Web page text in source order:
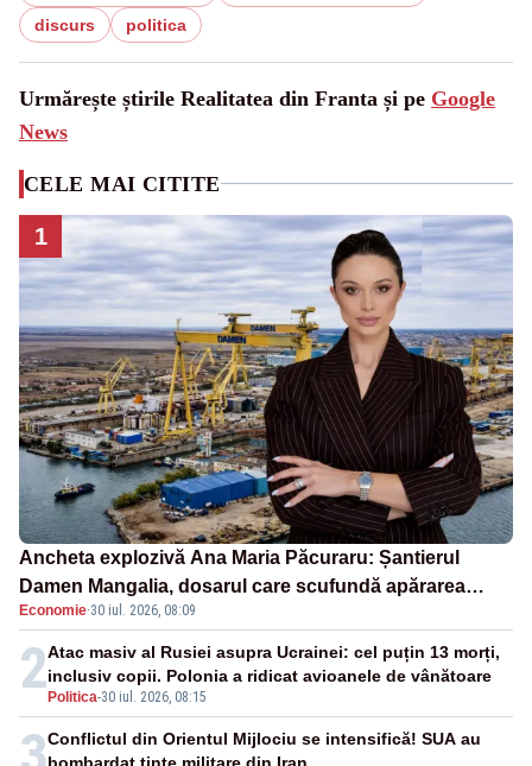
discurs
politica
Urmărește știrile Realitatea din Franta și pe Google
News
CELE MAI CITITE
1
Ancheta explozivă Ana Maria Păcuraru: Șantierul
Damen Mangalia, dosarul care scufundă apărarea
României
Economie·30 iul. 2026, 08:09
2 Politica-30 iul. 2026, 08:15
Atac masiv al Rusiei asupra Ucrainei: cel puțin 13 morți,
inclusiv copii. Polonia a ridicat avioanele de vânătoare
Conflictul din Orientul Mijlociu se intensifică! SUA au